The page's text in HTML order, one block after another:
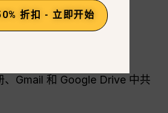
、Gmail 和 Google Drive 中共
折扣 - 立即开始